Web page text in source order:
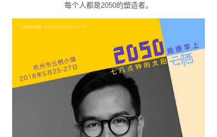
每个人都是2050的塑造者。